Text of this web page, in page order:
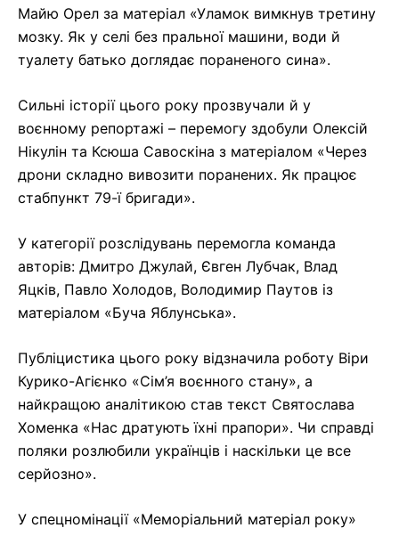
Майю Орел за матеріал «Уламок вимкнув третину
мозку. Як у селі без пральної машини, води й
туалету батько доглядає пораненого сина».
Сильні історії цього року прозвучали й у
воєнному репортажі – перемогу здобули Олексій
Нікулін та Ксюша Савоскіна з матеріалом «Через
дрони складно вивозити поранених. Як працює
стабпункт 79-ї бригади».
У категорії розслідувань перемогла команда
авторів: Дмитро Джулай, Євген Лубчак, Влад
Яцків, Павло Холодов, Володимир Паутов із
матеріалом «Буча Яблунська».
Публіцистика цього року відзначила роботу Віри
Курико-Агієнко «Сім’я воєнного стану», а
найкращою аналітикою став текст Святослава
Хоменка «Нас дратують їхні прапори». Чи справді
поляки розлюбили українців і наскільки це все
серйозно».
У спецномінації «Меморіальний матеріал року»